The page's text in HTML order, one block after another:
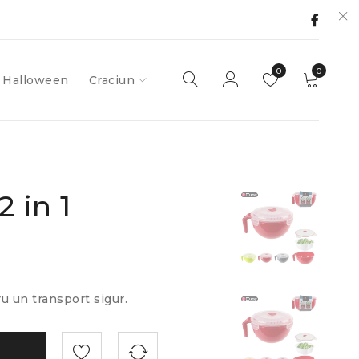
Halloween Craciun
0
0
in 1
un transport sigur.